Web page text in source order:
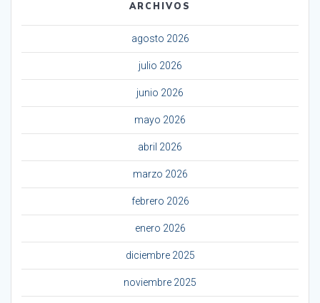
ARCHIVOS
agosto 2026
julio 2026
junio 2026
mayo 2026
abril 2026
marzo 2026
febrero 2026
enero 2026
diciembre 2025
noviembre 2025